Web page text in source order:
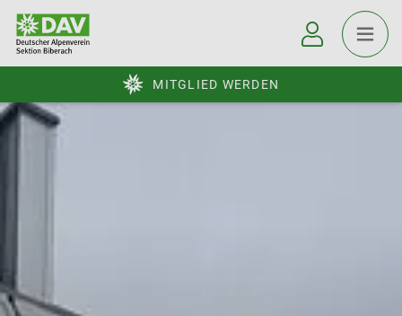
MITGLIED WERDEN